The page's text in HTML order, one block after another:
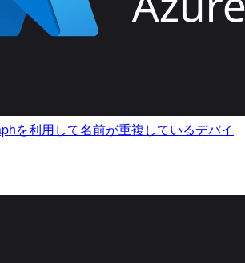
を利用して名前が重複しているデバイ